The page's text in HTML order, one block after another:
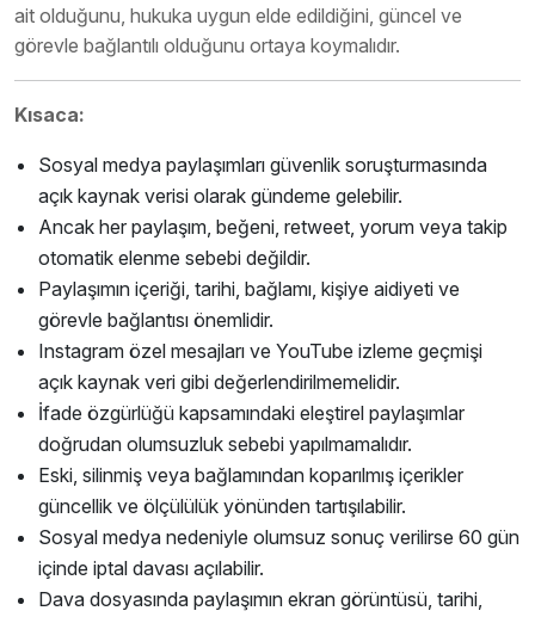
ait olduğunu, hukuka uygun elde edildiğini, güncel ve
görevle bağlantılı olduğunu ortaya koymalıdır.
Kısaca:
Sosyal medya paylaşımları güvenlik soruşturmasında
açık kaynak verisi olarak gündeme gelebilir.
Ancak her paylaşım, beğeni, retweet, yorum veya takip
otomatik elenme sebebi değildir.
Paylaşımın içeriği, tarihi, bağlamı, kişiye aidiyeti ve
görevle bağlantısı önemlidir.
Instagram özel mesajları ve YouTube izleme geçmişi
açık kaynak veri gibi değerlendirilmemelidir.
İfade özgürlüğü kapsamındaki eleştirel paylaşımlar
doğrudan olumsuzluk sebebi yapılmamalıdır.
Eski, silinmiş veya bağlamından koparılmış içerikler
güncellik ve ölçülülük yönünden tartışılabilir.
Sosyal medya nedeniyle olumsuz sonuç verilirse 60 gün
içinde iptal davası açılabilir.
Dava dosyasında paylaşımın ekran görüntüsü, tarihi,